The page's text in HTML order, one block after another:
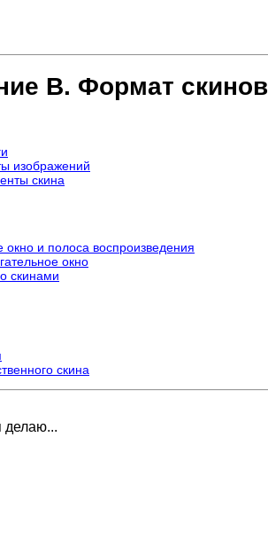
B. Формат скинов
изображений
скина
окно и полоса воспроизведения
окно
скинами
скина
делаю...